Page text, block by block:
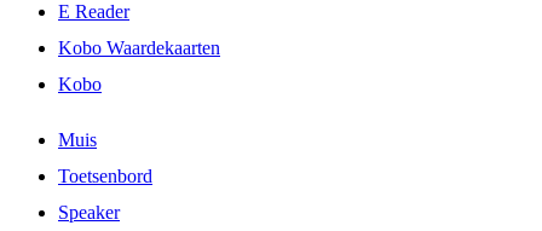
E Reader
Kobo Waardekaarten
Kobo
Muis
Toetsenbord
Speaker